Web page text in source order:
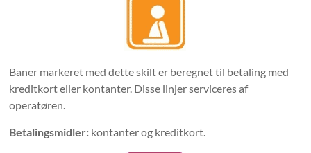
Baner markeret med dette skilt er beregnet til betaling med
kreditkort eller kontanter. Disse linjer serviceres af
operatøren.
Betalingsmidler: kontanter og kreditkort.